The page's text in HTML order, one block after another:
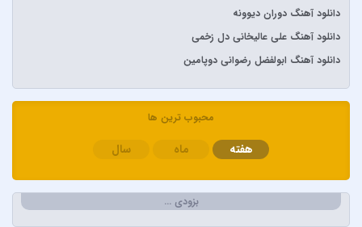
آیتوکان
آیسم
ابراهیم تاتلیسس
ابی دولابی
اپیکور و امین امینم
احسان دریادل
دانلود آهنگ دوران دیوونه
دانلود آهنگ علی عالیخانی دل زخمی
دانلود آهنگ ابولفضل رضوانی دوپامین
محبوب ترین ها
هفته ماه سال
بزودی …